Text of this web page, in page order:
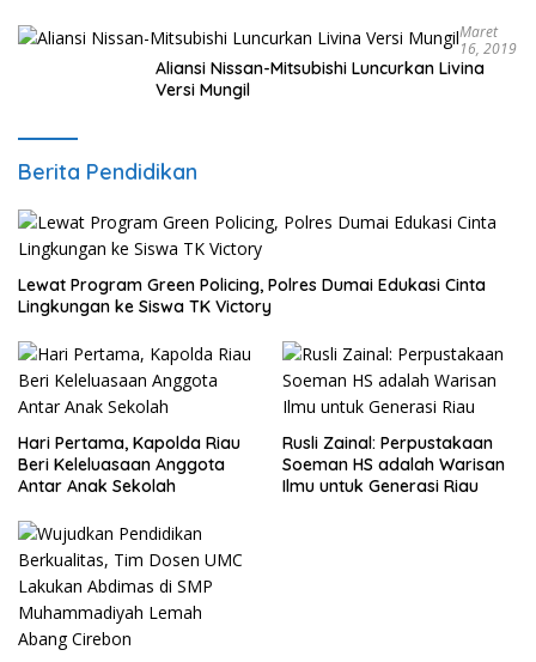
Maret
16, 2019
Aliansi Nissan-Mitsubishi Luncurkan Livina
Versi Mungil
Berita Pendidikan
Lewat Program Green Policing, Polres Dumai Edukasi Cinta
Lingkungan ke Siswa TK Victory
Hari Pertama, Kapolda Riau
Beri Keleluasaan Anggota
Antar Anak Sekolah
Rusli Zainal: Perpustakaan
Soeman HS adalah Warisan
Ilmu untuk Generasi Riau